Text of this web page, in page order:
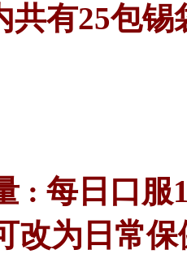
共有25包锡
: 每日口服
改为日常